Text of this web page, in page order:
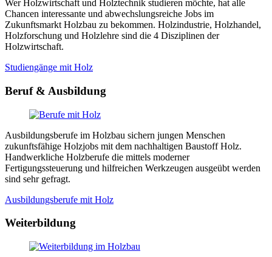
Wer Holzwirtschaft und Holztechnik studieren möchte, hat alle
Chancen interessante und abwechslungsreiche Jobs im
Zukunftsmarkt Holzbau zu bekommen. Holzindustrie, Holzhandel,
Holzforschung und Holzlehre sind die 4 Disziplinen der
Holzwirtschaft.
Studiengänge mit Holz
Beruf & Ausbildung
Ausbildungsberufe im Holzbau sichern jungen Menschen
zukunftsfähige Holzjobs mit dem nachhaltigen Baustoff Holz.
Handwerkliche Holzberufe die mittels moderner
Fertigungssteuerung und hilfreichen Werkzeugen ausgeübt werden
sind sehr gefragt.
Ausbildungsberufe mit Holz
Weiterbildung